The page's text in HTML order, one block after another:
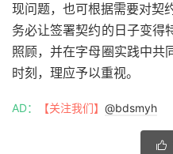
现问题，也可根据需要对契
务必让签署契约的日子变得
照顾，并在字母圈实践中共
时刻，理应予以重视。
AD： 【关注我们】 @bdsmyh
